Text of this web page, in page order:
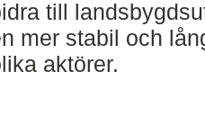
till
mer stabil och
aktörer.